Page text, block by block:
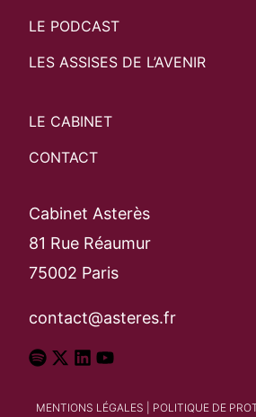
LE PODCAST
LES ASSISES DE L’AVENIR
LE CABINET
CONTACT
Cabinet Asterès
81 Rue Réaumur
75002 Paris
contact@asteres.fr
MENTIONS LÉGALES
POLITIQUE DE